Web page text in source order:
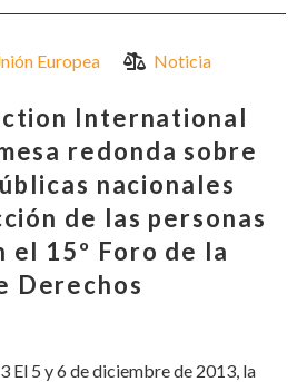
Europea
Noticia
International
redonda sobre
nacionales
de las personas
el 15º Foro de la
Derechos
El 5 y 6 de diciembre de 2013, la